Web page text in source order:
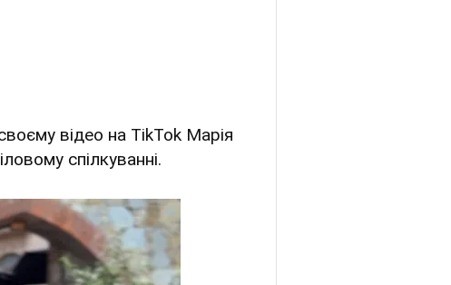
відео на TikTok Марія
спілкуванні.